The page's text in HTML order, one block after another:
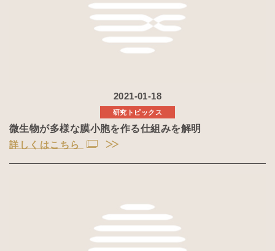
2021-01-18
研究トピックス
微生物が多様な膜小胞を作る仕組みを解明
詳しくはこちら